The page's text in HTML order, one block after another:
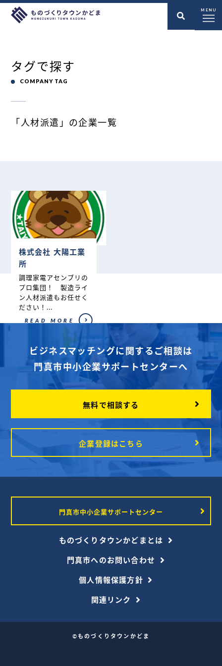
MENU
タグで探す
COMPANY TAG
「人材派遣」の企業一覧
株式会社 大陽工業
所
調理家電アセンブリの
プロ集団！ 製造ライ
ン人材派遣もお任せく
ださい！...
READ MORE
ビジネスマッチングに関するご相談は
門真市中小企業サポートセンターへ
無料で相談する
企業登録はこちら
門真市中小企業サポートセンター
ものづくりタウンかどまとは
門真市へのお問い合わせ
個人情報保護方針
関連リンク
©ものづくりタウンかどま